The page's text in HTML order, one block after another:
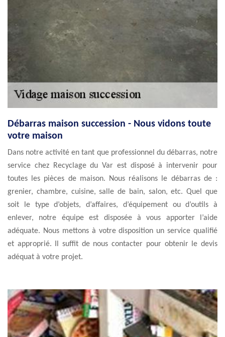
Débarras maison succession - Nous vidons toute
votre maison
Dans notre activité en tant que professionnel du débarras, notre
service chez Recyclage du Var est disposé à intervenir pour
toutes les pièces de maison. Nous réalisons le débarras de :
grenier, chambre, cuisine, salle de bain, salon, etc. Quel que
soit le type d’objets, d’affaires, d’équipement ou d’outils à
enlever, notre équipe est disposée à vous apporter l’aide
adéquate. Nous mettons à votre disposition un service qualifié
et approprié. Il suffit de nous contacter pour obtenir le devis
adéquat à votre projet.